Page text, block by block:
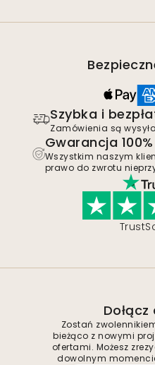
Szybka i
Zamówienia są
Gwarancja
Wszystkim naszym
prawo do zwrotu
Zostań
bieżąco z nowymi
ofertami. Możesz
dowolnym